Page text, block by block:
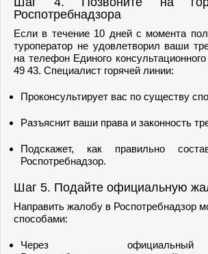
Роспотребнадзора
Если в течение 10 дней с момента
туроператор не удовлетворил ваши
на телефон Единого
49 43. Специалист горячей линии:
Проконсультирует вас по существу
Разъяснит ваши права и законность
Подскажет, как правильно
Роспотребнадзор.
Шаг 5. Подайте официальную
Направить жалобу в Роспотребнадзор
способами:
Через